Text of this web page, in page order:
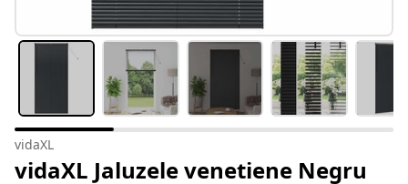
vidaXL
vidaXL Jaluzele venetiene Negru